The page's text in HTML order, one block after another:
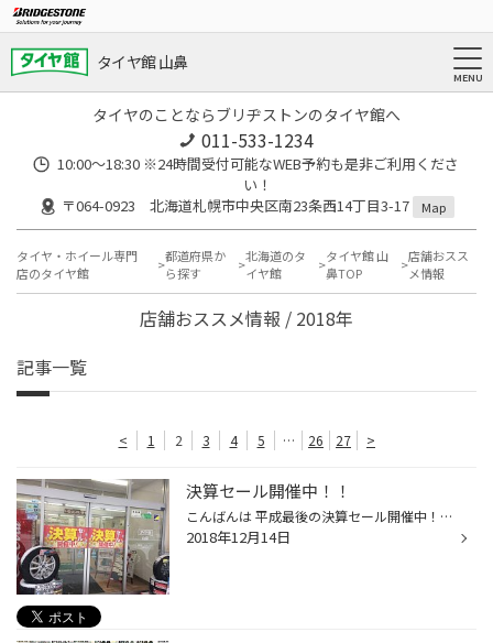
タイヤ館 山鼻
タイヤのことならブリヂストンのタイヤ館へ
011-533-1234
10:00～18:30 ※24時間受付可能なWEB予約も是非ご利用くださ
い！
〒064-0923 北海道札幌市中央区南23条西14丁目3-17
Map
タイヤ・ホイール専門
店のタイヤ館
都道府県か
ら探す
北海道のタ
イヤ館
タイヤ館 山
鼻TOP
店舗おスス
メ情報
店舗おススメ情報 / 2018年
記事一覧
< 1 2 3 4 5 … 26 27 >
決算セール開催中！！
こんばんは 平成最後の決算セール開催中！ ご使用の冬タイヤしっかり アイスバーンでも止まれて いますか？ 去年まで止まれていたのに 今年はなんか滑るなぁ～って 感じたら迷わずタイヤ館に 点検しに行きましょーー！
2018年12月14日